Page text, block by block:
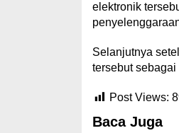
elektronik
Selanjutnya
tersebut
Post Views:
Baca Juga